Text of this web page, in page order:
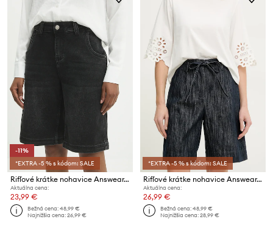
-11%
*EXTRA -5 % s kódom: SALE
Rifľové krátke nohavice Answear.LAB
Aktuálna cena:
23,99 €
Bežná cena:48,99 €
Najnižšia cena:26,99 €
*EXTRA -5 % s kódom: SALE
Rifľové krátke nohavice Answear.LAB
Aktuálna cena:
26,99 €
Bežná cena:48,99 €
Najnižšia cena:28,99 €